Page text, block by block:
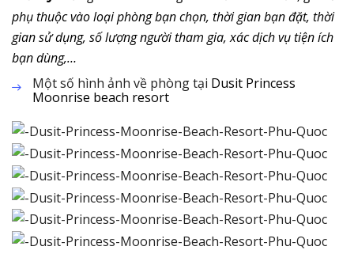
phụ thuộc vào loại phòng bạn chọn, thời gian bạn đặt, thời
gian sử dụng, số lượng người tham gia, xác dịch vụ tiện ích
bạn dùng,…
Một số hình ảnh về phòng tại Dusit Princess
Moonrise beach resort